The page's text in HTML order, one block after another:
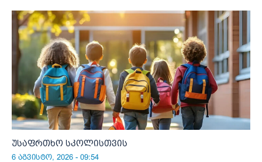
უსაფრთხო სკოლისთვის
6 აგვისტო, 2026 - 09:54